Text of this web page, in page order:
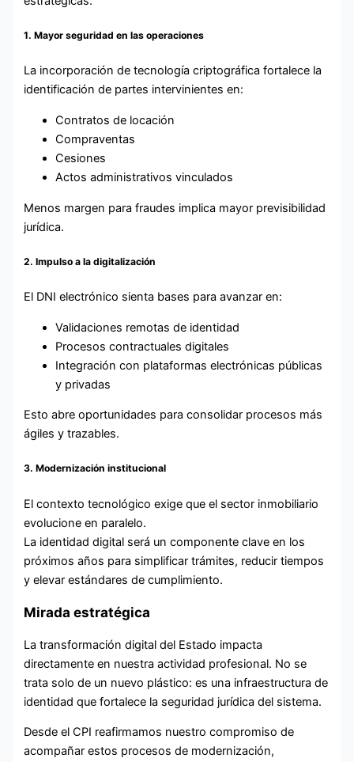
1. Mayor seguridad en las operaciones
La incorporación de tecnología criptográfica fortalece la
identificación de partes intervinientes en:
Contratos de locación
Compraventas
Cesiones
Actos administrativos vinculados
Menos margen para fraudes implica mayor previsibilidad
jurídica.
2. Impulso a la digitalización
El DNI electrónico sienta bases para avanzar en:
Validaciones remotas de identidad
Procesos contractuales digitales
Integración con plataformas electrónicas públicas
y privadas
Esto abre oportunidades para consolidar procesos más
ágiles y trazables.
3. Modernización institucional
El contexto tecnológico exige que el sector inmobiliario
evolucione en paralelo.
La identidad digital será un componente clave en los
próximos años para simplificar trámites, reducir tiempos
y elevar estándares de cumplimiento.
Mirada estratégica
La transformación digital del Estado impacta
directamente en nuestra actividad profesional. No se
trata solo de un nuevo plástico: es una infraestructura de
identidad que fortalece la seguridad jurídica del sistema.
Desde el CPI reafirmamos nuestro compromiso de
acompañar estos procesos de modernización,